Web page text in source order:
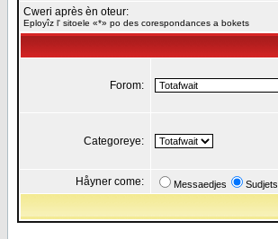
Cweri après èn oteur:
Eployîz l' sitoele «*» po des corespondances a bokets
Forom:
Categoreye:
Håyner come: Messaedjes Sudjets